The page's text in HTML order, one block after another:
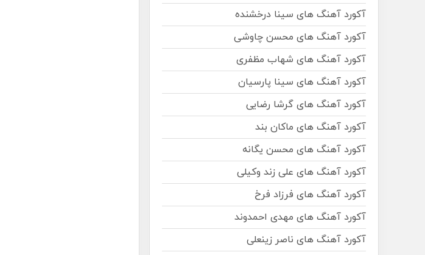
آکورد آهنگ های سینا درخشنده
آکورد آهنگ های محسن چاوشی
آکورد آهنگ های شهاب مظفری
آکورد آهنگ های سینا پارسیان
آکورد آهنگ های گرشا رضایی
آکورد آهنگ های ماکان بند
آکورد آهنگ های محسن یگانه
آکورد آهنگ های علی زند وکیلی
آکورد آهنگ های فرزاد فرخ
آکورد آهنگ های مهدی احمدوند
آکورد آهنگ های ناصر زینعلی